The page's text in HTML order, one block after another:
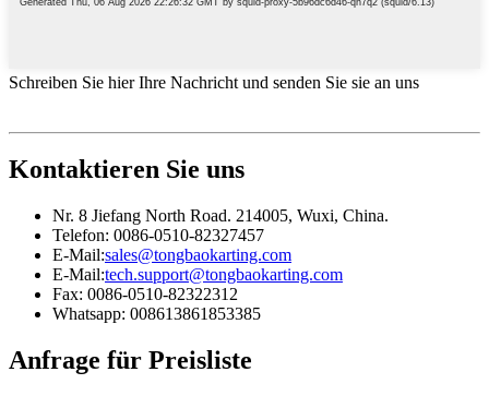
Schreiben Sie hier Ihre Nachricht und senden Sie sie an uns
Kontaktieren Sie uns
Nr. 8 Jiefang North Road. 214005, Wuxi, China.
Telefon: 0086-0510-82327457
E-Mail:sales@tongbaokarting.com
E-Mail:tech.support@tongbaokarting.com
Fax: 0086-0510-82322312
Whatsapp: 008613861853385
Anfrage für Preisliste